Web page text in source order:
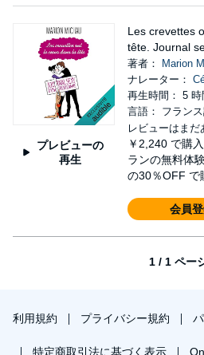
プレビューの
再生
Les crevettes
tête. Journal
著者：
Marion
ナレーター：
再生時間： 5
言語： フラン
レビューはまだ
￥2,240 で購
ランの無料体
の30％OFF で
会員
1 / 1 ペー
利用規約 プライバシー規約
特定商取引法に基づく表示